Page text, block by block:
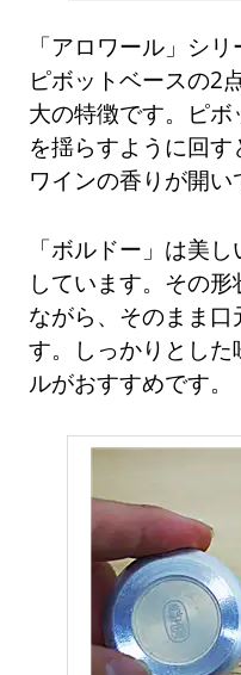
「アロワール」シ
ピボットベースの2
大の特徴です。ピ
を揺らすように回す
ワインの香りが開い
「ボルドー」は美
しています。その
ながら、そのまま
す。しっかりとし
ルがおすすめです。